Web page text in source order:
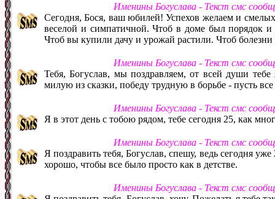
Именины Богуслава - Текст смс
Сегодня, Бося, ваш юбилей! Успехов желаем и
веселой и симпатичной. Чтоб в доме был порядок
Чтоб вы купили дачу и урожай растили. Чтоб
Именины Богуслава - Текст смс
Тебя, Богуслав, мы поздравляем, от всей души
милую из сказки, победу трудную в борьбе - пусть все
Именины Богуслава - Текст смс
Я в этот день с тобою рядом, тебе сегодня 25, как
Именины Богуслава - Текст смс
Я поздравить тебя, Богуслав, спешу, ведь сегодня
хорошо, чтобы все было просто как в детстве.
Именины Богуслава - Текст смс